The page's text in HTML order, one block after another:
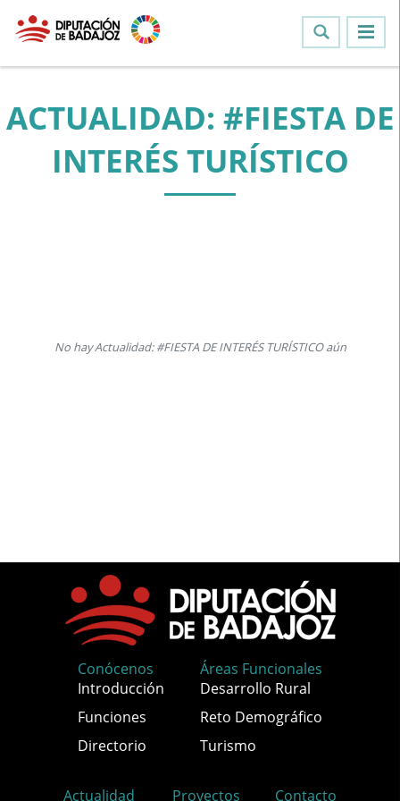
ACTUALIDAD: #FIESTA DE
INTERÉS TURÍSTICO
No hay Actualidad: #FIESTA DE INTERÉS TURÍSTICO aún
Conócenos
Introducción
Funciones
Directorio
Áreas Funcionales
Desarrollo Rural
Reto Demográfico
Turismo
Actualidad Proyectos Contacto